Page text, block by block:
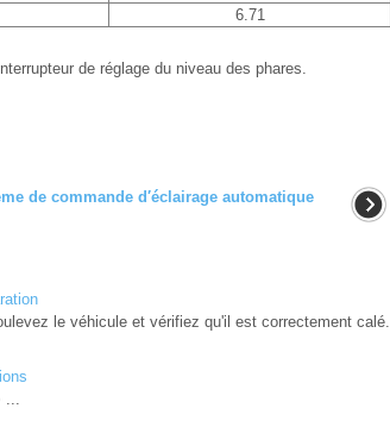
6.71
de réglage du niveau des phares.
de commande d′éclairage automatique
le véhicule et vérifiez qu'il est correctement calé.
...